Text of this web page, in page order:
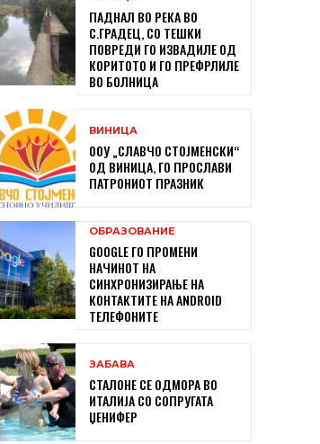
ПАДНАЛ ВО РЕКА ВО
С.ГРАДЕЦ, СО ТЕШКИ
ПОВРЕДИ ГО ИЗВАДИЛЕ ОД
КОРИТОТО И ГО ПРЕФРЛИЛЕ
ВО БОЛНИЦА
ВИНИЦА
ООУ „СЛАВЧО СТОЈМЕНСКИ“
ОД ВИНИЦА, ГО ПРОСЛАВИ
ПАТРОНИОТ ПРАЗНИК
ОБРАЗОВАНИЕ
GOOGLE ГО ПРОМЕНИ
НАЧИНОТ НА
СИНХРОНИЗИРАЊЕ НА
КОНТАКТИТЕ НА ANDROID
ТЕЛЕФОНИТЕ
ЗАБАВА
СТАЛОНЕ СЕ ОДМОРА ВО
ИТАЛИЈА СО СОПРУГАТА
ЏЕНИФЕР